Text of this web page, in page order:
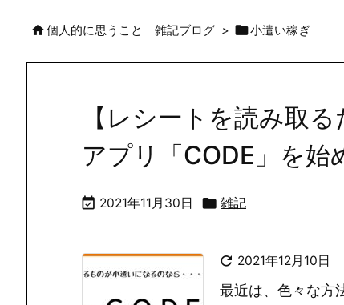
個人的に思うこと 雑記ブログ > 小遣い稼ぎ
【レシートを読み取
アプリ「CODE」を始
 2021年11月30日  雑記
 2021年12月10日
最近は、色々な方